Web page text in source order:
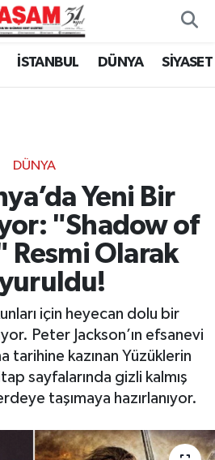
İSTANBUL DÜNYA SİYASET
DÜNYA
Yeni Bir
"Shadow of
Resmi Olarak
için heyecan dolu bir
Peter Jackson’ın efsanevi
tarihine kazınan Yüzüklerin
sayfalarında gizli kalmış
taşımaya hazırlanıyor.